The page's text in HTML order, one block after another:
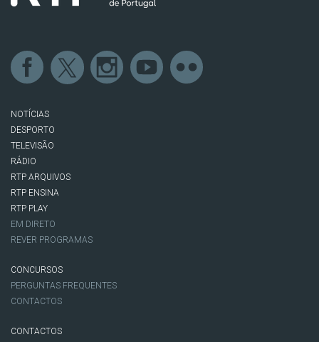
NOTÍCIAS
DESPORTO
TELEVISÃO
RÁDIO
RTP ARQUIVOS
RTP ENSINA
RTP PLAY
EM DIRETO
REVER PROGRAMAS
CONCURSOS
PERGUNTAS FREQUENTES
CONTACTOS
CONTACTOS